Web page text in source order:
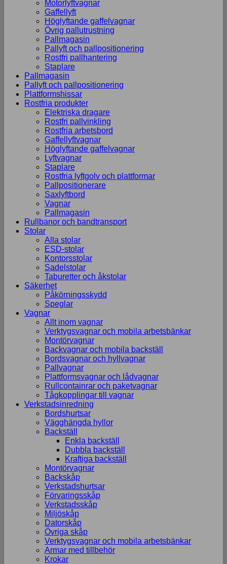
Motorlyftvagnar
Gaffellyft
Höglyftande gaffelvagnar
Övrig pallutrustning
Pallmagasin
Pallyft och pallpositionering
Rostfri pallhantering
Staplare
Pallmagasin
Pallyft och pallpositionering
Plattformshissar
Rostfria produkter
Elektriska dragare
Rostfri pallvinkling
Rostfria arbetsbord
Gaffellyftvagnar
Höglyftande gaffelvagnar
Lyftvagnar
Staplare
Rostfria lyftgolv och plattformar
Pallpositionerare
Saxlyftbord
Vagnar
Pallmagasin
Rullbanor och bandtransport
Stolar
Alla stolar
ESD-stolar
Kontorsstolar
Sadelstolar
Taburetter och åkstolar
Säkerhet
Påkörningsskydd
Speglar
Vagnar
Allt inom vagnar
Verktygsvagnar och mobila arbetsbänkar
Montörvagnar
Backvagnar och mobila backställ
Bordsvagnar och hyllvagnar
Pallvagnar
Plattformsvagnar och lådvagnar
Rullcontainrar och paketvagnar
Tågkopplingar till vagnar
Verkstadsinredning
Bordshurtsar
Vägghängda hyllor
Backställ
Enkla backställ
Dubbla backställ
Kraftiga backställ
Montörvagnar
Backskåp
Verkstadshurtsar
Förvaringsskåp
Verkstadsskåp
Miljöskåp
Datorskåp
Övriga skåp
Verktygsvagnar och mobila arbetsbänkar
Armar med tillbehör
Krokar